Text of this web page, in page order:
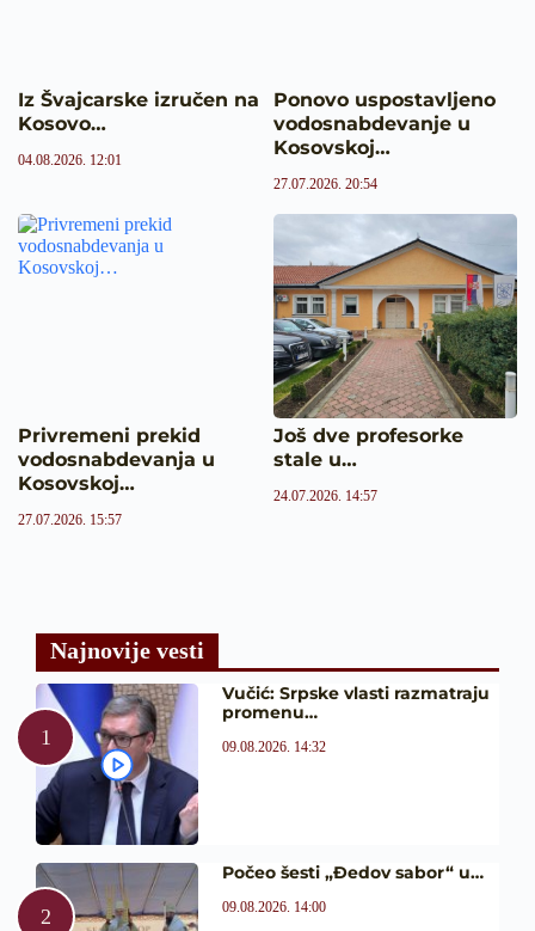
Iz Švajcarske izručen na
Kosovo…
04.08.2026. 12:01
Ponovo uspostavljeno
vodosnabdevanje u
Kosovskoj…
27.07.2026. 20:54
Privremeni prekid
vodosnabdevanja u
Kosovskoj…
27.07.2026. 15:57
Još dve profesorke
stale u…
24.07.2026. 14:57
Najnovije vesti
Vučić: Srpske vlasti razmatraju
promenu…
09.08.2026. 14:32
Počeo šesti „Đedov sabor“ u…
09.08.2026. 14:00